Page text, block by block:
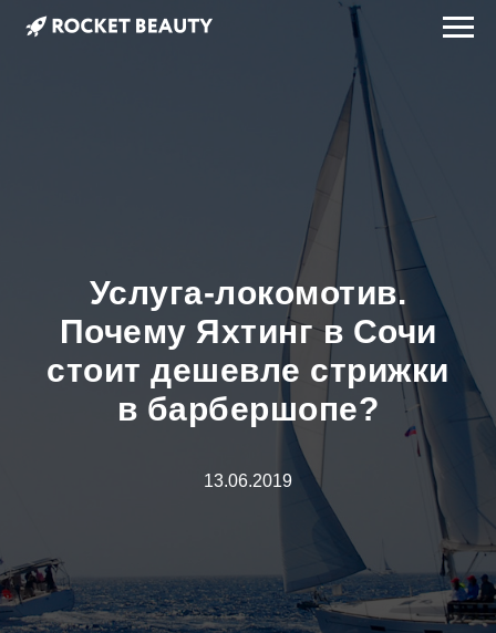
Услуга-локомотив.
Почему Яхтинг в Сочи
стоит дешевле стрижки
в барбершопе?
13.06.2019